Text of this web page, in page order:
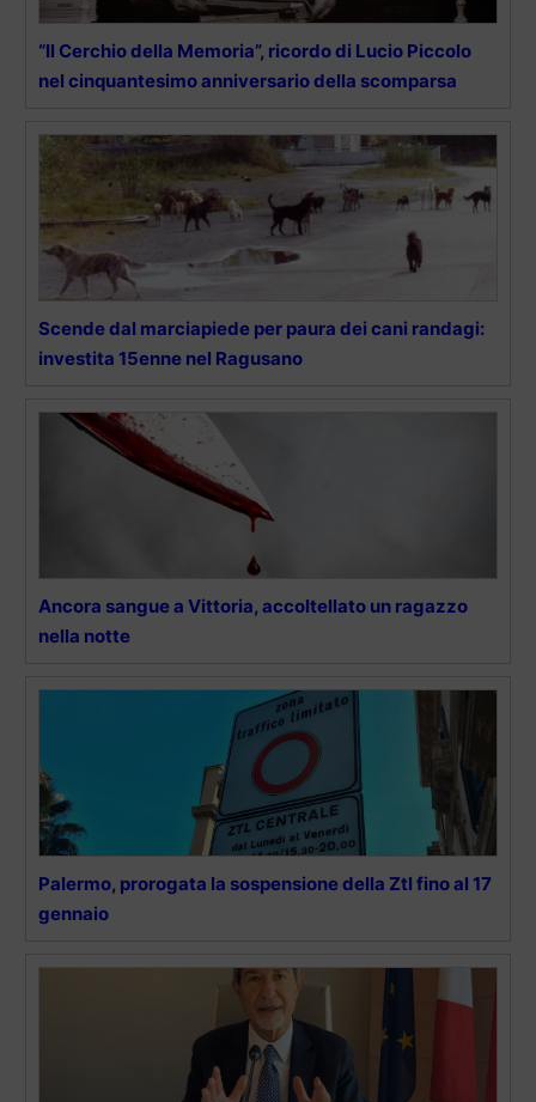
“Il Cerchio della Memoria”, ricordo di Lucio Piccolo
nel cinquantesimo anniversario della scomparsa
Scende dal marciapiede per paura dei cani randagi:
investita 15enne nel Ragusano
Ancora sangue a Vittoria, accoltellato un ragazzo
nella notte
Palermo, prorogata la sospensione della Ztl fino al 17
gennaio